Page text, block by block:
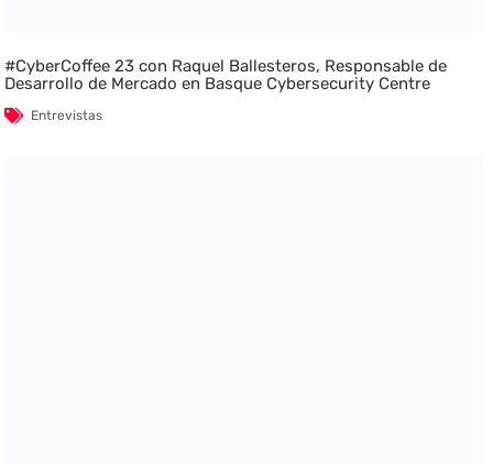
#CyberCoffee 23 con Raquel Ballesteros, Responsable de
Desarrollo de Mercado en Basque Cybersecurity Centre
Entrevistas